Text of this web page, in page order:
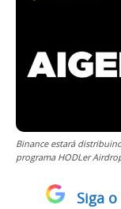
Binance estará
programa HODLer
Siga